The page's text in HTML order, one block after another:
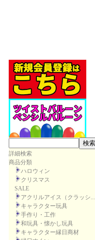
詳細検索
商品分類
ハロウィン
クリスマス
SALE
アクリルアイス（クラッシ...
キャラクター玩具
手作り・工作
和玩具・懐かし玩具
キャラクター縁日商材